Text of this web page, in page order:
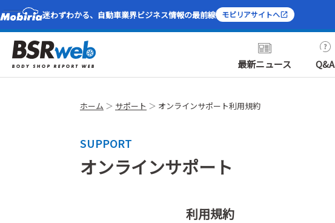
ホーム サポート オンラインサポート利用規約
SUPPORT
オンラインサポート
利用規約
迷わずわかる、自動車業界ビジネス情報の最前線 モビリアサイトへ
最新ニュース Q&A